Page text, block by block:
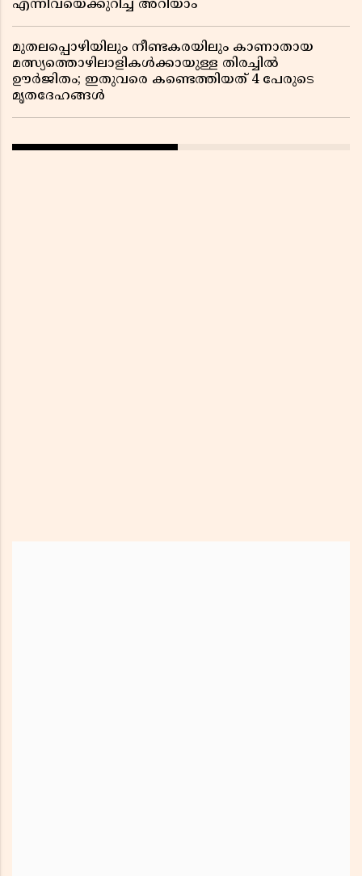
എന്നിവയെക്കുറിച്ച് അറിയാം
മുതലപ്പൊഴിയിലും നീണ്ടകരയിലും കാണാതായ
മത്സ്യത്തൊഴിലാളികൾക്കായുള്ള തിരച്ചിൽ
ഊർജിതം; ഇതുവരെ കണ്ടെത്തിയത് 4 പേരുടെ
മൃതദേഹങ്ങൾ